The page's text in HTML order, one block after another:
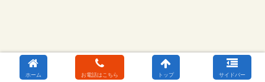
ホーム お電話はこちら トップ サイドバー